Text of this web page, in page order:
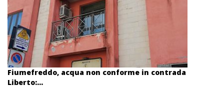
Fiumefreddo, acqua non conforme in contrada
Liberto:...